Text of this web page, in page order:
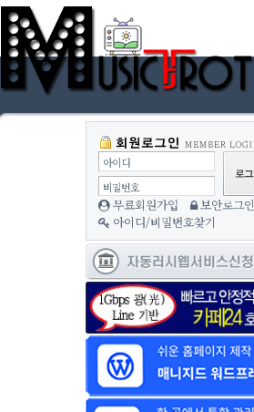
아이디
비밀번호
무료회원가입
보안로그인
아이디/비밀번호찾기